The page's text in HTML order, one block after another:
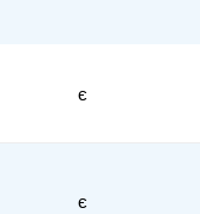
є
є